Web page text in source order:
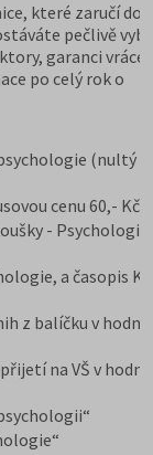
které zaručí
pečlivě
garanci
po celý rok o
(nultý
cenu 60,- Kč
- Psychologie
a časopis
z balíčku v
na VŠ v